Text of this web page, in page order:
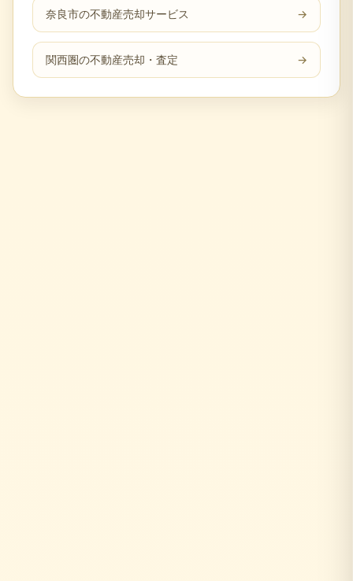
奈良市の不動産売却サービス →
関西圏の不動産売却・査定 →